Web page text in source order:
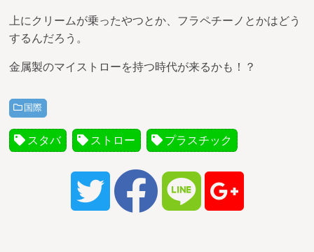
上にクリームが乗ったやつとか、フラペチーノとかはどう
するんだろう。
金属製のマイストローを持つ時代が来るかも！？
国際
スタバ ストロー プラスチック